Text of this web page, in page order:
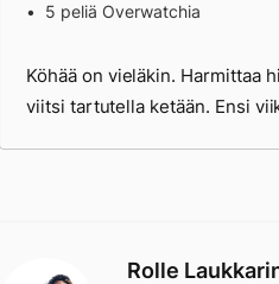
5 peliä Overwatchia
Köhää on vieläkin. Harmittaa
viitsi tartutella ketään. Ensi
Rolle